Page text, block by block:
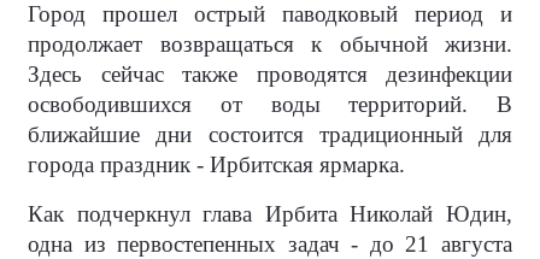
Город прошел острый паводковый период и
продолжает возвращаться к обычной жизни.
Здесь сейчас также проводятся дезинфекции
освободившихся от воды территорий. В
ближайшие дни состоится традиционный для
города праздник - Ирбитская ярмарка.
Как подчеркнул глава Ирбита Николай Юдин,
одна из первостепенных задач - до 21 августа